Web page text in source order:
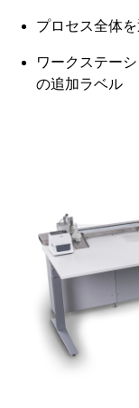
プロセス全体
ワークステー
の追加ラベル